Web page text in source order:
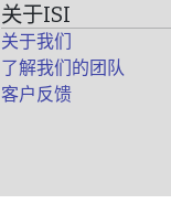
关于ISI
关于我们
了解我们的团队
客户反馈